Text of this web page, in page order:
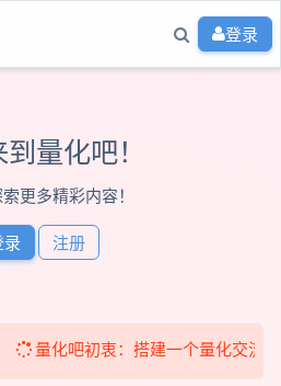
登录
量化吧！
更多精彩内容！
注册
量化吧初衷：搭建一个量化交流社